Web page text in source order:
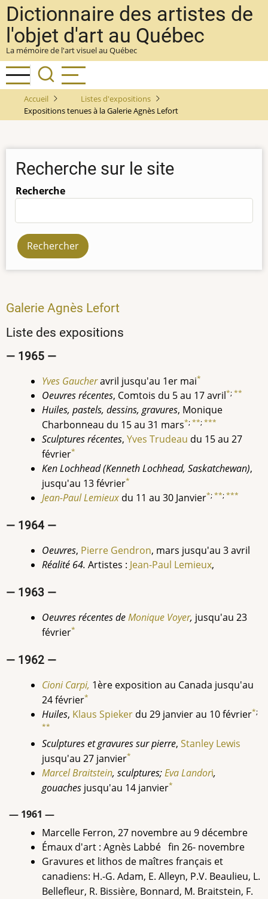
Aller
au
contenu
principal
Dictionnaire des artistes de
l'objet d'art au Québec
La mémoire de l'art visuel au Québec
Accueil
Listes d'expositions
Expositions tenues à la Galerie Agnès Lefort
Recherche sur le site
Recherche
Galerie Agnès Lefort
Liste des expositions
— 1965 —
Yves Gaucheravril jusqu'au 1er mai*
Oeuvres récentes, Comtois du 5 au 17 avril*;**
Huiles, pastels, dessins, gravures, Monique
Charbonneau du 15 au 31 mars*;**;***
Sculptures récentes, Yves Trudeau du 15 au 27
février*
Ken Lochhead (Kenneth Lochhead, Saskatchewan),
jusqu'au 13 février*
Jean-Paul Lemieux du 11 au 30 Janvier*;**;***
— 1964 —
Oeuvres, Pierre Gendron, mars jusqu'au 3 avril
Réalité 64. Artistes : Jean-Paul Lemieux,
— 1963 —
Oeuvres récentes deMonique Voyer, jusqu'au 23
février*
— 1962 —
Cioni Carpi, 1ère exposition au Canada jusqu'au
24 février*
Huiles, Klaus Spieker du 29 janvier au 10 février*;
**
Sculptures et gravures sur pierre, Stanley Lewis
jusqu'au 27 janvier*
Marcel Braitstein, sculptures;Eva Landori,
gouaches jusqu'au 14 janvier*
— 1961 —
Marcelle Ferron, 27 novembre au 9 décembre
Émaux d'art : Agnès Labbé fin 26- novembre
Gravures et lithos de maîtres français et
canadiens: H.-G. Adam, E. Alleyn, P.V. Beaulieu, L.
Bellefleur, R. Bissière, Bonnard, M. Braitstein, F.